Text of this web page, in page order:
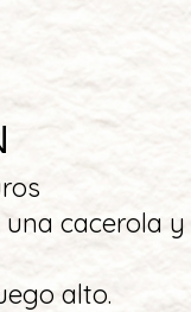
una cacerola
alto.